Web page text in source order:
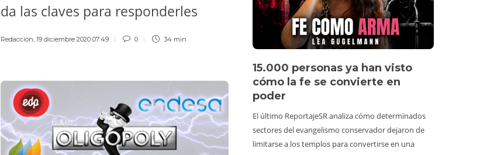
da las claves para responderles
Redaccion, 19 diciembre 2020 07:49 0 34 min
15.000 personas ya han visto
cómo la fe se convierte en
poder
El último ReportajeSR analiza cómo determinados
sectores del evangelismo conservador dejaron de
limitarse a los templos para convertirse en una